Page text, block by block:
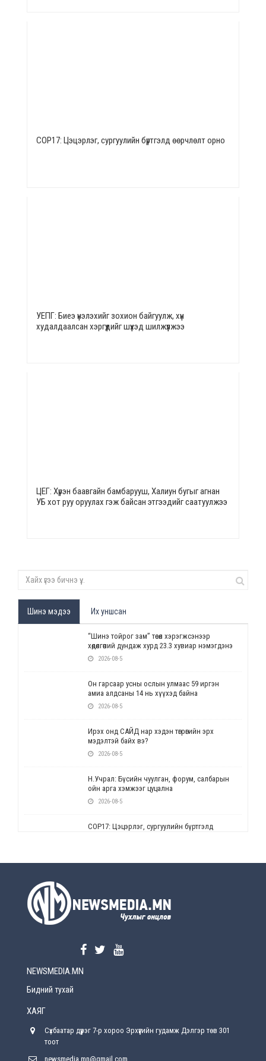
СОР17: Цэцэрлэг, сургуулийн бүртгэлд өөрчлөлт орно
УЕПГ: Биеэ үнэлэхийг зохион байгуулж, хүн
худалдаалсан хэргүүдийг шүүхэд шилжүүлжээ
ЦЕГ: Хүрэн баавгайн бамбарууш, Халиун бугыг агнан
УБ хот руу оруулах гэж байсан этгээдийг саатуулжээ
Шинэ мэдээ Их уншсан
“Шинэ тойрог зам” төсөл хэрэгжсэнээр
хөдөлгөөний дундаж хурд 23.3 хувиар нэмэгдэнэ
2026-08-5
Он гарсаар усны ослын улмаас 59 иргэн
амиа алдсаны 14 нь хүүхэд байна
2026-08-5
Ирэх онд САЙД нар хэдэн төгрөгийн эрх
мэдэлтэй байх вэ?
2026-08-5
Н.Учрал: Бүсийн чуулган, форум, салбарын
ойн арга хэмжээг цуцална
2026-08-5
СОР17: Цэцэрлэг, сургуулийн бүртгэлд
2026-08-5
2026-08-5
хүрсэн өгөөжөөрөө ажлаа үнэлж, хэрэгжилтээ
NEWSMEDIA.MN
Бидний тухай
ХАЯГ
Сүхбаатар дүүрэг 7-р хороо Эрхүүгийн гудамж Дэлгэр төв 301
тоот
newsmedia.mn@gmail.com